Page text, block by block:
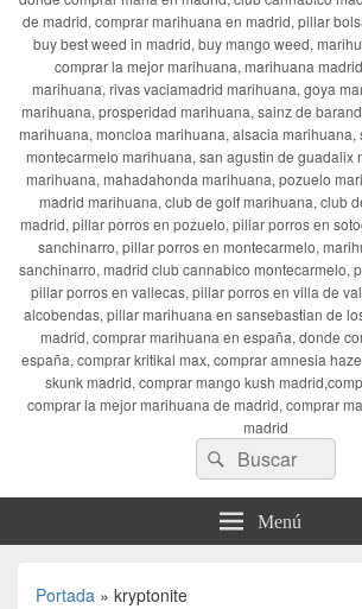
de madrid, comprar marihuana en madrid, pillar
buy best weed in madrid, buy mango weed,
comprar la mejor marihuana, marihuana
marihuana, rivas vaciamadrid marihuana, goya
marihuana, prosperidad marihuana, sainz de
marihuana, moncloa marihuana, alsacia marihuana,
montecarmelo marihuana, san agustin de guadalix
marihuana, mahadahonda marihuana, pozuelo
madrid marihuana, club de golf marihuana, club
madrid, pillar porros en pozuelo, pillar porros en
sanchinarro, pillar porros en montecarmelo,
sanchinarro, madrid club cannabico montecarmelo,
pillar porros en vallecas, pillar porros en villa de
alcobendas, pillar marihuana en sansebastian de
madrid, comprar marihuana en españa, donde
españa, comprar kritikal max, comprar amnesia
skunk madrid, comprar mango kush
comprar la mejor marihuana de madrid, comprar
madrid
Buscar
por:
Buscar
Menú
Portada » kryptonite